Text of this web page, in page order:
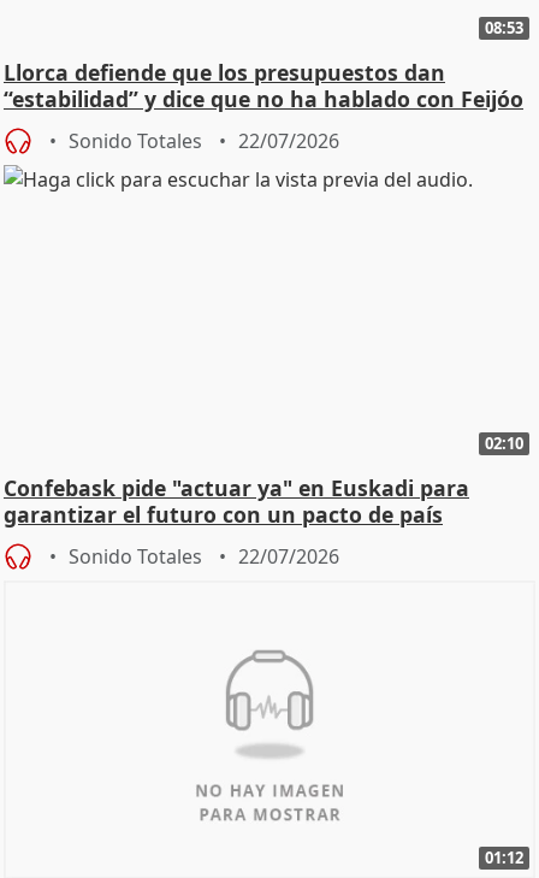
08:53
Llorca defiende que los presupuestos dan
“estabilidad” y dice que no ha hablado con Feijóo
Sonido Totales 22/07/2026
02:10
Confebask pide "actuar ya" en Euskadi para
garantizar el futuro con un pacto de país
Sonido Totales 22/07/2026
01:12